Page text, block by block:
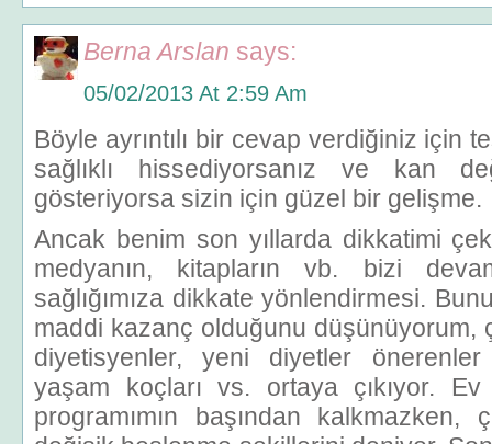
Berna Arslan says:
05/02/2013 At 2:59 Am
Böyle ayrıntılı bir cevap verdiğiniz için
sağlıklı hissediyorsanız ve kan
gösteriyorsa sizin için güzel bir gelişme.
Ancak benim son yıllarda dikkatimi
medyanın, kitapların vb. bizi
sağlığımıza dikkate yönlendirmesi.
maddi kazanç olduğunu düşünüyorum,
diyetisyenler, yeni diyetler
yaşam koçları vs. ortaya çıkıyor. Ev
programımın başından kalkmazken,